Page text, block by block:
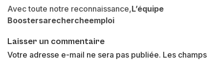
Avec toute notre reconnaissance,L’équipe
Boostersarechercheemploi
Laisser un commentaire
Votre adresse e-mail ne sera pas publiée. Les champs